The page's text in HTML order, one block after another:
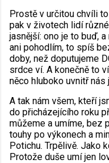
Prostě v určitou chvíli
pak v životech lidí
jasnější: ono je to buď,
ani pohodlím, to spíš
doby, než doputujeme
srdce ví. A konečně to
něco hluboko uvnitř nás
A tak nám všem, kteří
do přicházejícího roku
můžeme a umíme, bez
touhy po výkonech a
Potichu. Trpělivě. Jako
Protože duše umí jen